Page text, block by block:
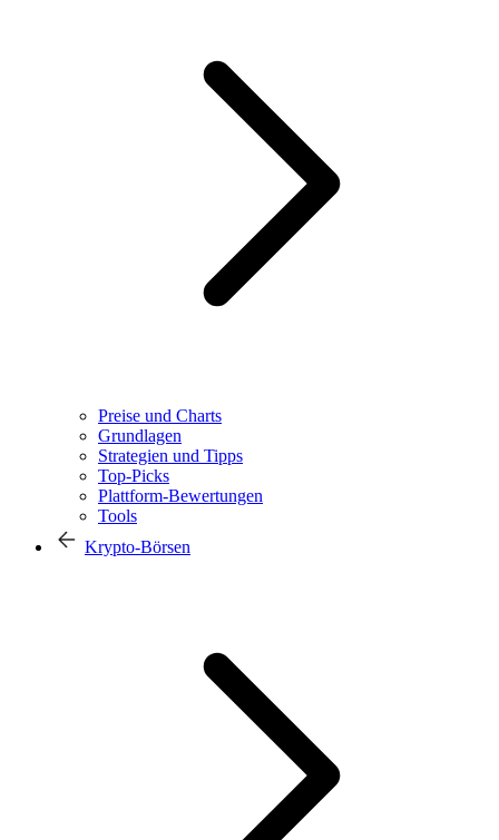
Preise und Charts
Grundlagen
Strategien und Tipps
Top-Picks
Plattform-Bewertungen
Tools
Krypto-Börsen